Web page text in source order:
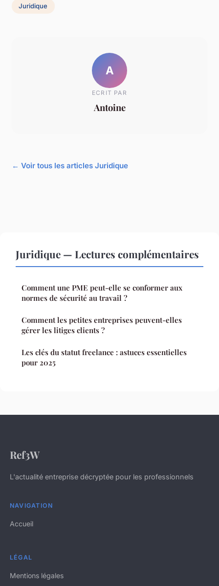
Juridique
A
ECRIT PAR
Antoine
← Voir tous les articles Juridique
Juridique — Lectures complémentaires
Comment une PME peut-elle se conformer aux
normes de sécurité au travail ?
Comment les petites entreprises peuvent-elles
gérer les litiges clients ?
Les clés du statut freelance : astuces essentielles
pour 2025
Ref3W
L'actualité entreprise décryptée pour les professionnels
NAVIGATION
Accueil
LÉGAL
Mentions légales